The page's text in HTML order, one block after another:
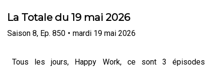
La Totale du 19 mai 2026
Saison 8, Ep. 850 • mardi 19 mai 2026
Tous les jours, Happy Work, ce sont 3 épisodes